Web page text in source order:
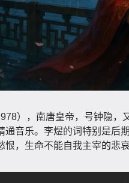
）​，南唐皇帝，号钟隐，
通音乐。李煜的词特别是后
恨，生命不能自我主宰的悲